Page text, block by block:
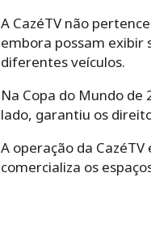
A CazéTV não
embora possam
diferentes veículos.
Na Copa do Mundo
lado, garantiu os
A operação da
comercializa os